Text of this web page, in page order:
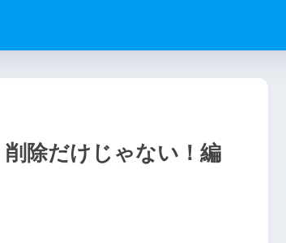
除だけじゃない！編